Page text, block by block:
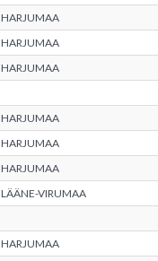
HARJUMAA
HARJUMAA
HARJUMAA
HARJUMAA
HARJUMAA
HARJUMAA
LÄÄNE-VIRUMAA
HARJUMAA